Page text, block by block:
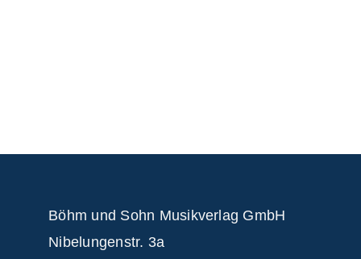
Böhm und Sohn Musikverlag GmbH
Nibelungenstr. 3a